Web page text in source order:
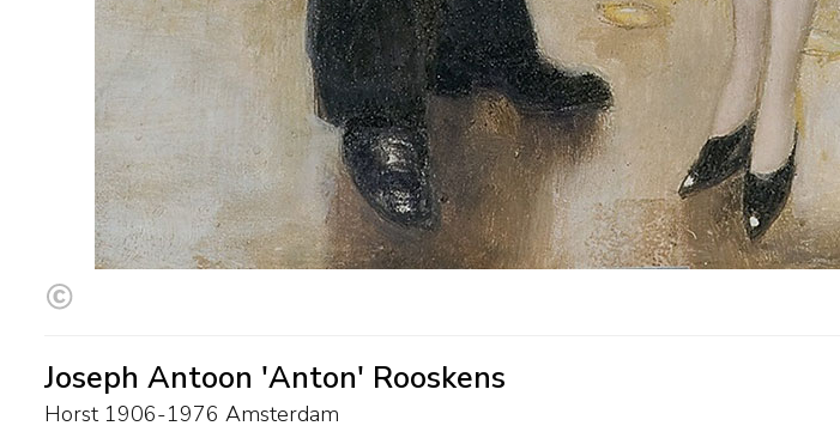
Joseph Antoon 'Anton' Rooskens
Horst 1906-1976 Amsterdam